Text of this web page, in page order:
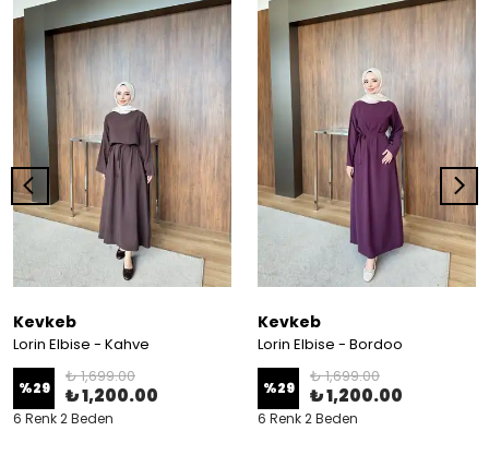
Kevkeb
Lorin Elbise - Kahve
%29
₺ 1,699.00
₺ 1,200.00
6 Renk 2 Beden
Kevkeb
Lorin Elbise - Bordoo
%29
₺ 1,699.00
₺ 1,200.00
6 Renk 2 Beden